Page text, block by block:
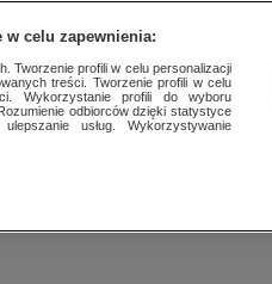
w celu zapewnienia:
Tworzenie profili w celu personalizacji
treści. Tworzenie profili w celu
Wykorzystanie profili do wyboru
odbiorców dzięki statystyce
usług. Wykorzystywanie